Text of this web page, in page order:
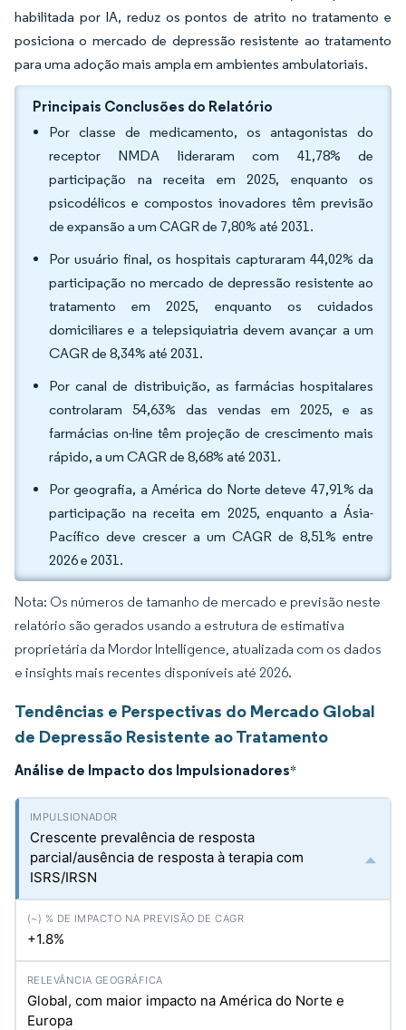
habilitada por IA, reduz os pontos de atrito no tratamento e
posiciona o mercado de depressão resistente ao tratamento
para uma adoção mais ampla em ambientes ambulatoriais.
Principais Conclusões do Relatório
Por classe de medicamento, os antagonistas do
receptor NMDA lideraram com 41,78% de
participação na receita em 2025, enquanto os
psicodélicos e compostos inovadores têm previsão
de expansão a um CAGR de 7,80% até 2031.
Por usuário final, os hospitais capturaram 44,02% da
participação no mercado de depressão resistente ao
tratamento em 2025, enquanto os cuidados
domiciliares e a telepsiquiatria devem avançar a um
CAGR de 8,34% até 2031.
Por canal de distribuição, as farmácias hospitalares
controlaram 54,63% das vendas em 2025, e as
farmácias on-line têm projeção de crescimento mais
rápido, a um CAGR de 8,68% até 2031.
Por geografia, a América do Norte deteve 47,91% da
participação na receita em 2025, enquanto a Ásia-
Pacífico deve crescer a um CAGR de 8,51% entre
2026 e 2031.
Nota: Os números de tamanho de mercado e previsão neste
relatório são gerados usando a estrutura de estimativa
proprietária da Mordor Intelligence, atualizada com os dados
e insights mais recentes disponíveis até 2026.
Tendências e Perspectivas do Mercado Global
de Depressão Resistente ao Tratamento
Análise de Impacto dos Impulsionadores*
Crescente prevalência de resposta
parcial/ausência de resposta à terapia com
ISRS/IRSN
+1.8%
Global, com maior impacto na América do Norte e
Europa